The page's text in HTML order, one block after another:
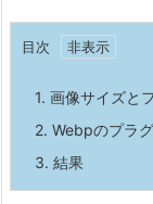
目次
1. 画像サイズと
2. Webpのプラ
3. 結果